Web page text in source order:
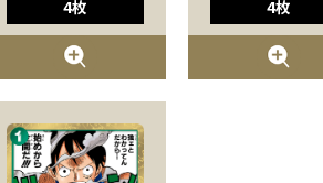
4枚 4枚